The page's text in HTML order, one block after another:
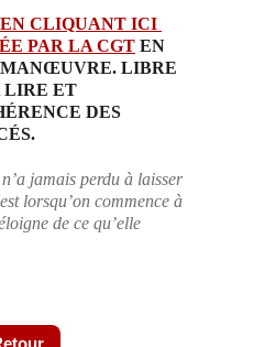
EN CLIQUANT ICI
PAR LA CGT EN
MANŒUVRE. LIBRE
LIRE ET
DES
jamais perdu à laisser
lorsqu’on commence à
de ce qu’elle